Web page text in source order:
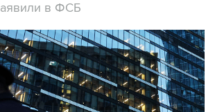
в ФСБ